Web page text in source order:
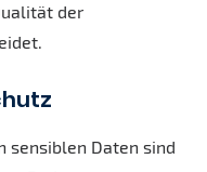
der
sensiblen Daten sind